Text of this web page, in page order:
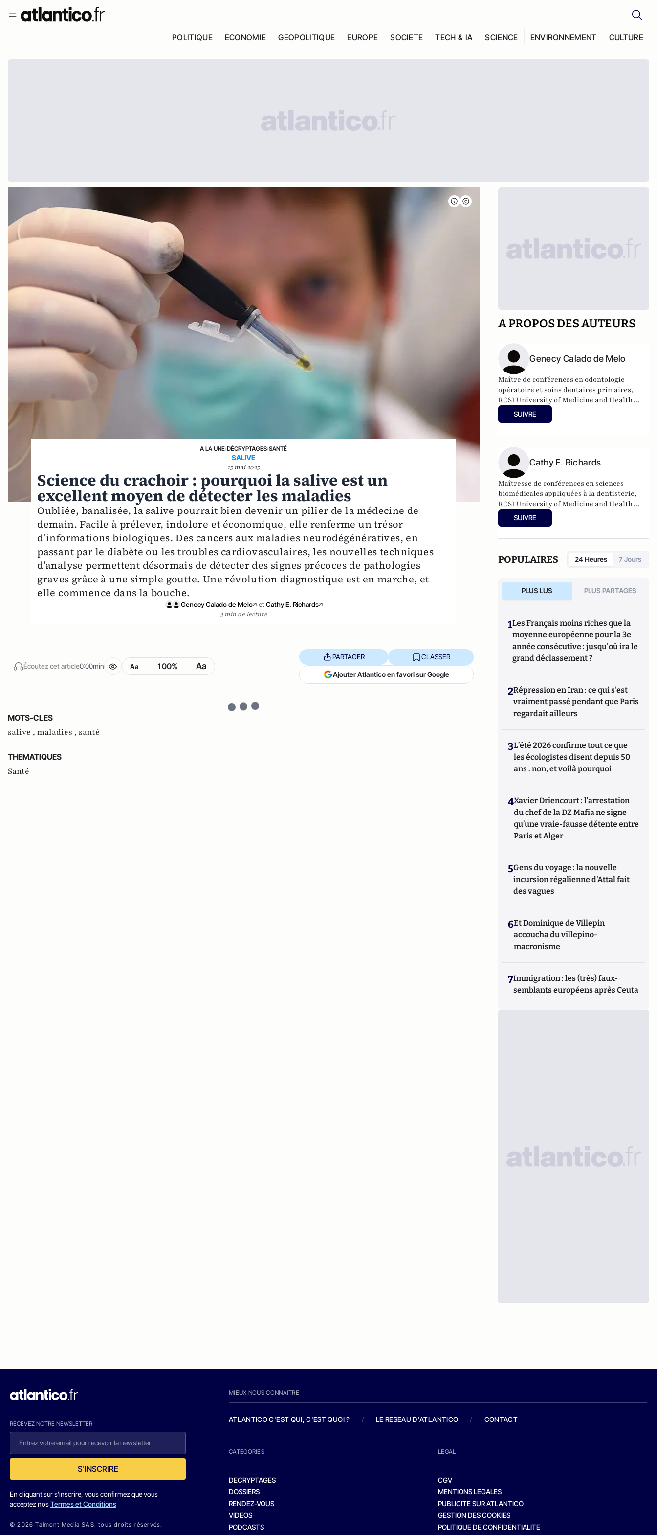
POLITIQUE ECONOMIE GEOPOLITIQUE EUROPE SOCIETE TECH & IA SCIENCE ENVIRONNEMENT CULTURE
A LA UNE›DÉCRYPTAGES›SANTÉ
SALIVE
15 mai 2025
Science du crachoir : pourquoi la salive est un
excellent moyen de détecter les maladies
Oubliée, banalisée, la salive pourrait bien devenir un pilier de la médecine de
demain. Facile à prélever, indolore et économique, elle renferme un trésor
d’informations biologiques. Des cancers aux maladies neurodégénératives, en
passant par le diabète ou les troubles cardiovasculaires, les nouvelles techniques
d’analyse permettent désormais de détecter des signes précoces de pathologies
graves grâce à une simple goutte. Une révolution diagnostique est en marche, et
elle commence dans la bouche.
Genecy Calado de Melo et Cathy E. Richards
3 min de lecture
Écoutez cet article0:00min Aa 100% Aa
PARTAGER CLASSER
Ajouter Atlantico en favori sur Google
MOTS-CLES
salive , maladies , santé
THEMATIQUES
Santé
A PROPOS DES AUTEURS
Genecy Calado de Melo
Maître de conférences en odontologie
opératoire et soins dentaires primaires,
RCSI University of Medicine and Health
Sciences
SUIVRE
Cathy E. Richards
Maîtresse de conférences en sciences
biomédicales appliquées à la dentisterie,
RCSI University of Medicine and Health
Sciences
SUIVRE
POPULAIRES 24 Heures 7 Jours
PLUS LUS PLUS PARTAGES
1Les Français moins riches que la
moyenne européenne pour la 3e
année consécutive : jusqu'où ira le
grand déclassement ?
2Répression en Iran : ce qui s'est
vraiment passé pendant que Paris
regardait ailleurs
3L’été 2026 confirme tout ce que
les écologistes disent depuis 50
ans : non, et voilà pourquoi
4Xavier Driencourt : l’arrestation
du chef de la DZ Mafia ne signe
qu’une vraie-fausse détente entre
Paris et Alger
5Gens du voyage : la nouvelle
incursion régalienne d'Attal fait
des vagues
6Et Dominique de Villepin
accoucha du villepino-
macronisme
7Immigration : les (très) faux-
semblants européens après Ceuta
RECEVEZ NOTRE NEWSLETTER
S'INSCRIRE
En cliquant sur s'inscrire, vous confirmez que vous
acceptez nosTermes et Conditions
© 2026 Talmont Media SAS. tous droits réservés.
MIEUX NOUS CONNAITRE
ATLANTICO C'EST QUI, C'EST QUOI ? / LE RESEAU D'ATLANTICO / CONTACT
CATEGORIES
DECRYPTAGES
DOSSIERS
RENDEZ-VOUS
VIDEOS
PODCASTS
LEGAL
CGV
MENTIONS LEGALES
PUBLICITE SUR ATLANTICO
GESTION DES COOKIES
POLITIQUE DE CONFIDENTIALITE